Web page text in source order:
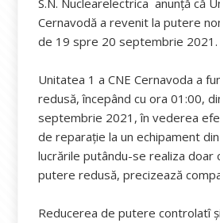
S.N. Nuclearelectrica anunță că
Cernavodă a revenit la putere
de 19 spre 20 septembrie 2021.
Unitatea 1 a CNE Cernavoda a
redusă, începând cu ora 01:00,
septembrie 2021, în vederea
de reparație la un echipament
lucrările putându-se realiza doar
putere redusă, precizează
Reducerea de putere controlatî